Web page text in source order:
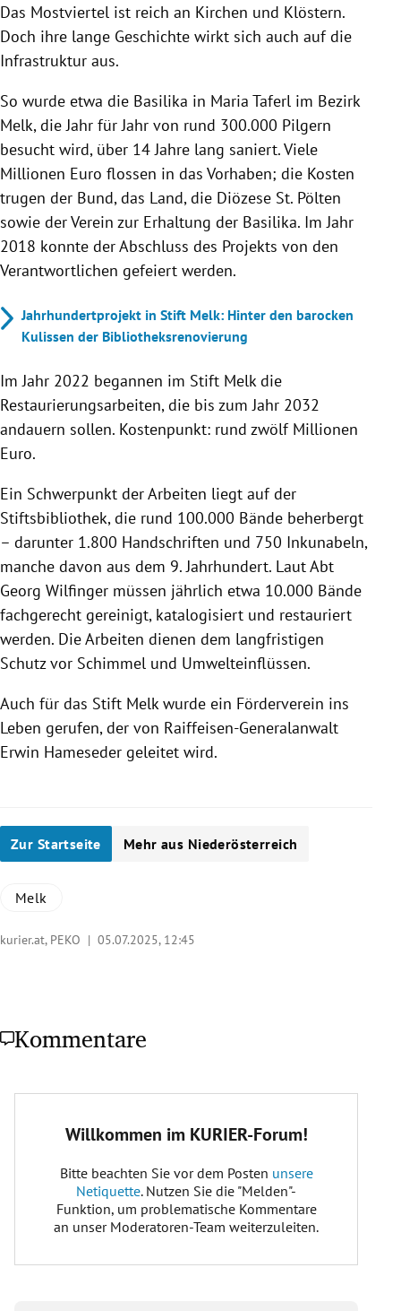
Untermenü
Untermenü
Das Mostviertel ist reich an Kirchen und Klöstern.
Doch ihre lange Geschichte wirkt sich auch auf die
Infrastruktur aus.
So wurde etwa die Basilika in Maria Taferl im Bezirk
Melk, die Jahr für Jahr von rund 300.000 Pilgern
besucht wird, über 14 Jahre lang saniert. Viele
Millionen Euro flossen in das Vorhaben; die Kosten
trugen der Bund, das Land, die Diözese St. Pölten
sowie der Verein zur Erhaltung der Basilika. Im Jahr
2018 konnte der Abschluss des Projekts von den
Verantwortlichen gefeiert werden.
Jahrhundertprojekt in Stift Melk: Hinter den barocken
Kulissen der Bibliotheksrenovierung
Im Jahr 2022 begannen im Stift Melk die
Restaurierungsarbeiten, die bis zum Jahr 2032
andauern sollen. Kostenpunkt: rund zwölf Millionen
Euro.
Ein Schwerpunkt der Arbeiten liegt auf der
Stiftsbibliothek, die rund 100.000 Bände beherbergt
– darunter 1.800 Handschriften und 750 Inkunabeln,
manche davon aus dem 9. Jahrhundert. Laut Abt
Georg Wilfinger müssen jährlich etwa 10.000 Bände
fachgerecht gereinigt, katalogisiert und restauriert
werden. Die Arbeiten dienen dem langfristigen
Schutz vor Schimmel und Umwelteinflüssen.
Auch für das Stift Melk wurde ein Förderverein ins
Leben gerufen, der von Raiffeisen-Generalanwalt
Erwin Hameseder geleitet wird.
Zur Startseite Mehr aus Niederösterreich
Melk
kurier.at, PEKO | 05.07.2025, 12:45
Kommentare